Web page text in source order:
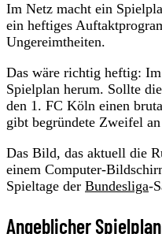
Im Netz macht ein
ein heftiges
Ungereimtheiten.
Das wäre richtig heftig:
Spielplan herum. Sollte
den 1. FC Köln einen
gibt begründete Zweifel
Das Bild, das aktuell die
einem Computer-
Spieltage der Bundesliga-
Angeblicher